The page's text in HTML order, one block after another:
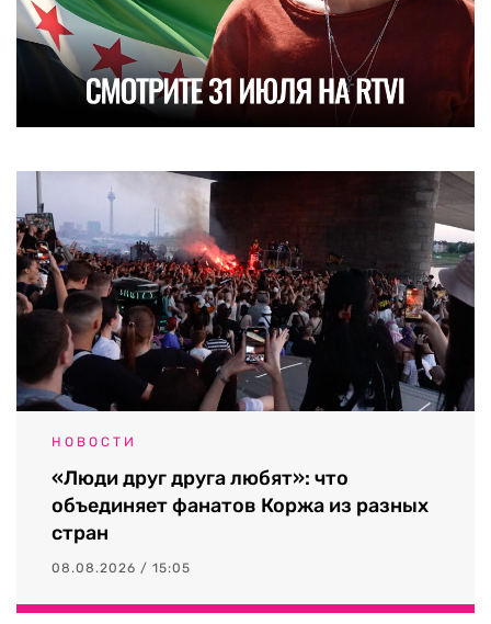
НОВОСТИ
«Люди друг друга любят»: что
объединяет фанатов Коржа из разных
стран
08.08.2026 / 15:05